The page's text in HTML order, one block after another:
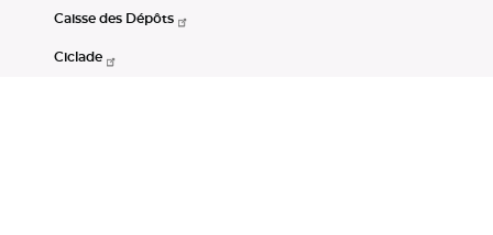
Caisse des Dépôts
Ciclade